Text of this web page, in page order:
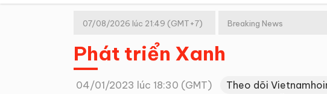
Kinh tế hội nhập
Doanh nghiệp
07/08/2026 lúc 21:49 (GMT+7) Breaking News
Phát triển Xanh
04/01/2023 lúc 18:30 (GMT) Theo dõi